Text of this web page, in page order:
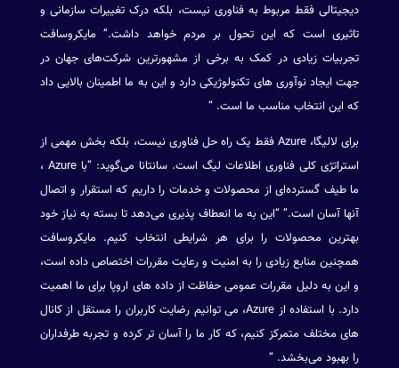
دیجیتالی فقط مربوط به فناوری نیست، بلکه درک تغییرات سازمانی و
تاثیری است که این تحول بر مردم خواهد داشت.” مایکروسافت
تجربیات زیادی در کمک به برخی از مشهورترین شرکت‌های جهان در
جهت ایجاد نوآوری های تکنولوژیکی دارد و این به ما اطمینان بالایی داد
که این انتخاب مناسب ما است. “
برای لالیگا، Azure فقط یک راه حل فناوری نیست، بلکه بخش مهمی از
استراتژی کلی فناوری اطلاعات لیگ است. سانتانا می‌گوید: “با Azure ،
ما طیف گسترده‌ای از محصولات و خدمات را داریم که استقرار و اتصال
آنها آسان است.” “این به ما انعطاف پذیری می‌دهد تا بسته به نیاز خود
بهترین محصولات را برای هر شرایطی انتخاب کنیم. مایکروسافت
همچنین منابع زیادی را به امنیت و رعایت مقررات اختصاص داده است،
و این به دلیل مقررات عمومی حفاظت از داده های اروپا برای ما اهمیت
دارد. با استفاده از Azure، می توانیم رضایت کاربران را مستقل از کانال
های مختلف متمرکز کنیم، که کار ما را آسان تر کرده و تجربه طرفداران
را بهبود می‌بخشد. “